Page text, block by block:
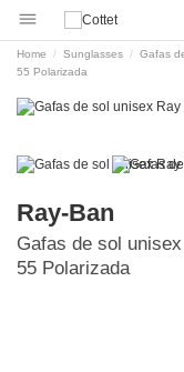
Home Sunglasses
Gafas
55 Polarizada
Ray-Ban
Gafas de sol
55 Polarizada